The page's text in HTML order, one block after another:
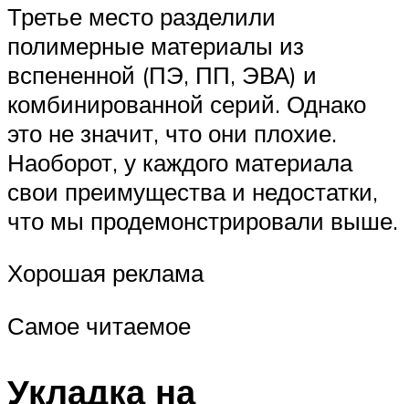
Третье место разделили
полимерные материалы из
вспененной (ПЭ, ПП, ЭВА) и
комбинированной серий. Однако
это не значит, что они плохие.
Наоборот, у каждого материала
свои преимущества и недостатки,
что мы продемонстрировали выше.
Хорошая реклама
Самое читаемое
Укладка на